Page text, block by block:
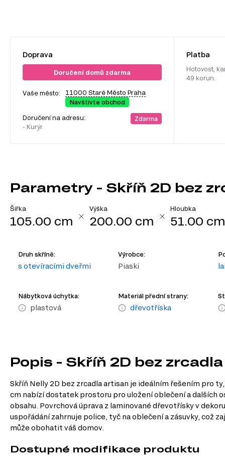
Doprava
Doručení domů zdarma
Vaše město:
11000 Staré Město Praha
Navštivte obchod
Doručení na adresu:
- Kurýr
Zdarma
Platba
Hotovost,
49 korun.
Parametry - Skříň 2D bez
Šířka
105.00 cm
Výška
200.00 cm
Hloubka
51.00 cm
Druh skříně:
s otevíracími dveřmi
Výrobce:
Piaski
Nábytková úchytka:
plastová
Materiál přední strany:
dřevotříska
Popis - Skříň 2D bez
Skříň Nelly 2D bez zrcadla artisan je ideálním řešením pro
cm nabízí dostatek prostoru pro uložení oblečení a dalších
obsahu. Povrchová úprava z laminované dřevotřísky v
uspořádání zahrnuje police, tyč na oblečení a zásuvky, což
může obohatit váš domov.
Dostupné modifikace produktu